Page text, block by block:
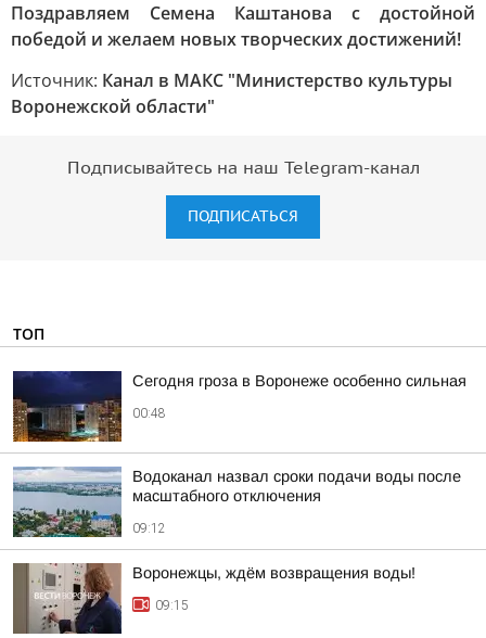
Поздравляем Семена Каштанова с достойной
победой и желаем новых творческих достижений!
Источник: Канал в МАКС "Министерство культуры
Воронежской области"
Подписывайтесь на наш Telegram-канал
ПОДПИСАТЬСЯ
ТОП
Сегодня гроза в Воронеже особенно сильная
00:48
Водоканал назвал сроки подачи воды после
масштабного отключения
09:12
Воронежцы, ждём возвращения воды!
09:15